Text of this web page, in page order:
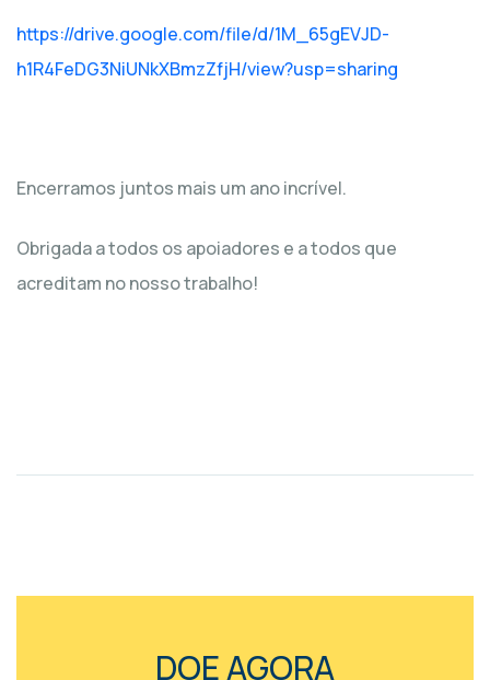
https://drive.google.com/file/d/1M_65gEVJD-
h1R4FeDG3NiUNkXBmzZfjH/view?usp=sharing
Encerramos juntos mais um ano incrível.
Obrigada a todos os apoiadores e a todos que
acreditam no nosso trabalho!
DOE AGORA